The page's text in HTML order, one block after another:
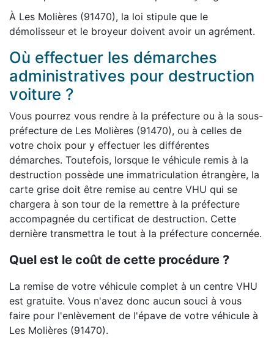
À Les Molières (91470), la loi stipule que le
démolisseur et le broyeur doivent avoir un agrément.
Où effectuer les démarches
administratives pour destruction
voiture ?
Vous pourrez vous rendre à la préfecture ou à la sous-
préfecture de Les Molières (91470), ou à celles de
votre choix pour y effectuer les différentes
démarches. Toutefois, lorsque le véhicule remis à la
destruction possède une immatriculation étrangère, la
carte grise doit être remise au centre VHU qui se
chargera à son tour de la remettre à la préfecture
accompagnée du certificat de destruction. Cette
dernière transmettra le tout à la préfecture concernée.
Quel est le coût de cette procédure ?
La remise de votre véhicule complet à un centre VHU
est gratuite. Vous n'avez donc aucun souci à vous
faire pour l'enlèvement de l'épave de votre véhicule à
Les Molières (91470).